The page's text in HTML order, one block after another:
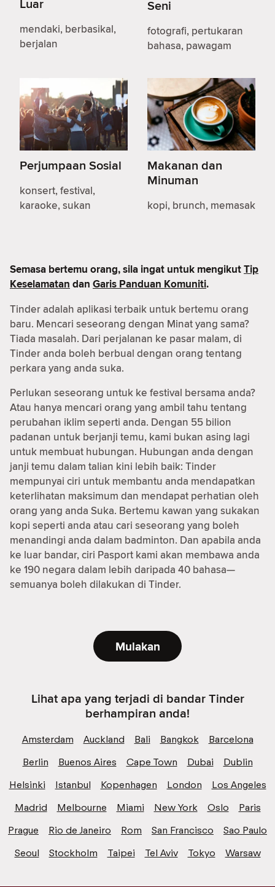
Luar
mendaki, berbasikal,
berjalan
Seni
fotografi, pertukaran
bahasa, pawagam
Perjumpaan Sosial
konsert, festival,
karaoke, sukan
Makanan dan
Minuman
kopi, brunch, memasak
Semasa bertemu orang, sila ingat untuk mengikutTip
Keselamatan dan Garis Panduan Komuniti.
Tinder adalah aplikasi terbaik untuk bertemu orang
baru. Mencari seseorang dengan Minat yang sama?
Tiada masalah. Dari perjalanan ke pasar malam, di
Tinder anda boleh berbual dengan orang tentang
perkara yang anda suka.
Perlukan seseorang untuk ke festival bersama anda?
Atau hanya mencari orang yang ambil tahu tentang
perubahan iklim seperti anda. Dengan 55 bilion
padanan untuk berjanji temu, kami bukan asing lagi
untuk membuat hubungan. Hubungan anda dengan
janji temu dalam talian kini lebih baik: Tinder
mempunyai ciri untuk membantu anda mendapatkan
keterlihatan maksimum dan mendapat perhatian oleh
orang yang anda Suka. Bertemu kawan yang sukakan
kopi seperti anda atau cari seseorang yang boleh
menandingi anda dalam badminton. Dan apabila anda
ke luar bandar, ciri Pasport kami akan membawa anda
ke 190 negara dalam lebih daripada 40 bahasa—
semuanya boleh dilakukan di Tinder.
Mulakan
Lihat apa yang terjadi di bandar Tinder
berhampiran anda!
Amsterdam Auckland Bali Bangkok
Barcelona
Berlin
Buenos Aires Cape Town Dubai
Dublin
Helsinki
Istanbul Kopenhagen London
Los Angeles
Madrid
Melbourne Miami New York Oslo
Paris
Prague
Rio de Janeiro Rom San Francisco
Sao Paulo
Seoul
Stockholm Taipei Tel Aviv Tokyo Warsaw